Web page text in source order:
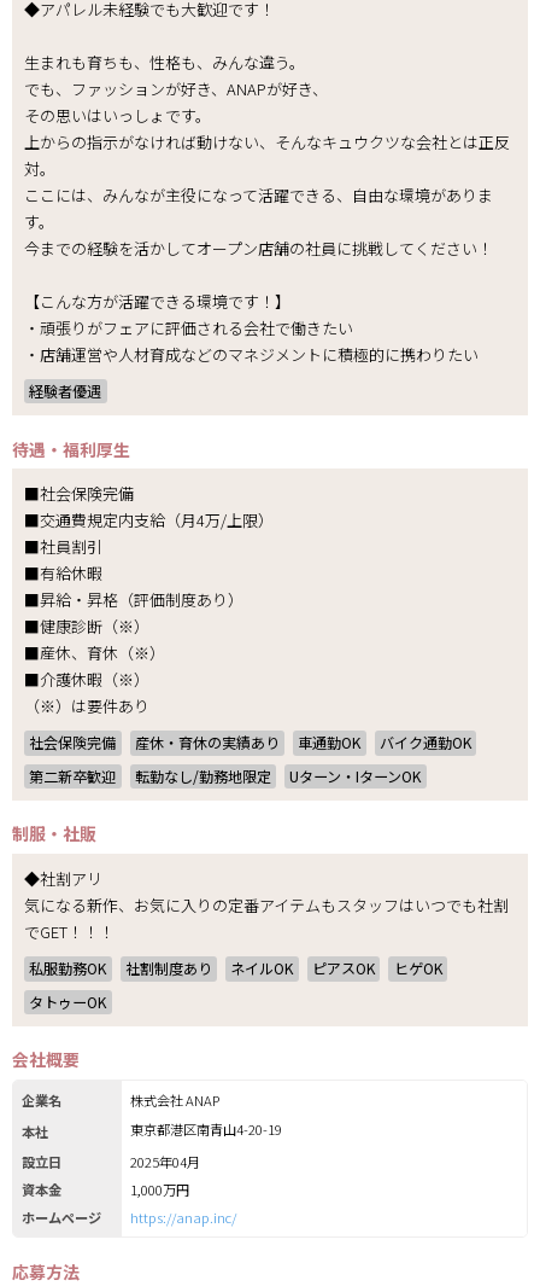
◆アパレル未経験でも大歓迎です！
生まれも育ちも、性格も、みんな違う。
でも、ファッションが好き、ANAPが好き、
その思いはいっしょです。
上からの指示がなければ動けない、そんなキュウクツな会社とは正反
対。
ここには、みんなが主役になって活躍できる、自由な環境がありま
す。
今までの経験を活かしてオープン店舗の社員に挑戦してください！
【こんな方が活躍できる環境です！】
・頑張りがフェアに評価される会社で働きたい
・店舗運営や人材育成などのマネジメントに積極的に携わりたい
経験者優遇
待遇・福利厚生
■社会保険完備
■交通費規定内支給（月4万/上限）
■社員割引
■有給休暇
■昇給・昇格（評価制度あり）
■健康診断（※）
■産休、育休（※）
■介護休暇（※）
（※）は要件あり
社会保険完備 産休・育休の実績あり 車通勤OK
バイク通勤OK
第二新卒歓迎
転勤なし/勤務地限定 Uターン・IターンOK
制服・社販
◆社割アリ
気になる新作、お気に入りの定番アイテムもスタッフはいつでも社割
でGET！！！
私服勤務OK 社割制度あり ネイルOK ピアスOK
ヒゲOK
タトゥーOK
会社概要
企業名
株式会社 ANAP
本社
東京都港区南青山4-20-19
設立日
2025年04月
資本金
1,000万円
ホームページ
https://anap.inc/
応募方法